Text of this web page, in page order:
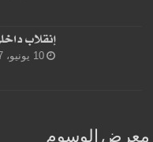
إنقلاب
10 يونيو، 2017
معرض الوسوم